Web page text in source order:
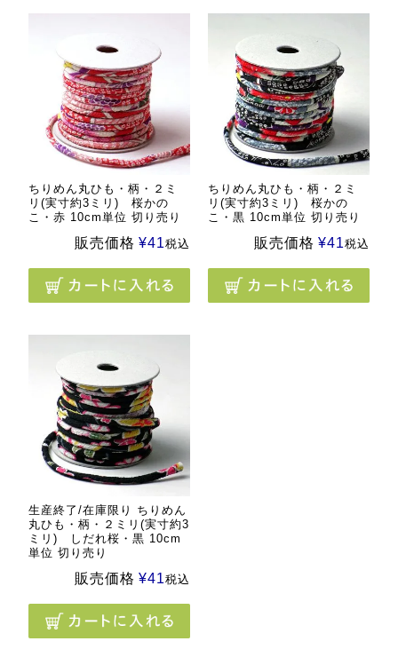
ちりめん丸ひも・柄・２ミ
リ(実寸約3ミリ) 桜かの
こ・赤 10cm単位 切り売り
販売価格 ¥41税込
ちりめん丸ひも・柄・２ミ
リ(実寸約3ミリ) 桜かの
こ・黒 10cm単位 切り売り
販売価格 ¥41税込
生産終了/在庫限り ちりめん
丸ひも・柄・２ミリ(実寸約3
ミリ) しだれ桜・黒 10cm
単位 切り売り
販売価格 ¥41税込